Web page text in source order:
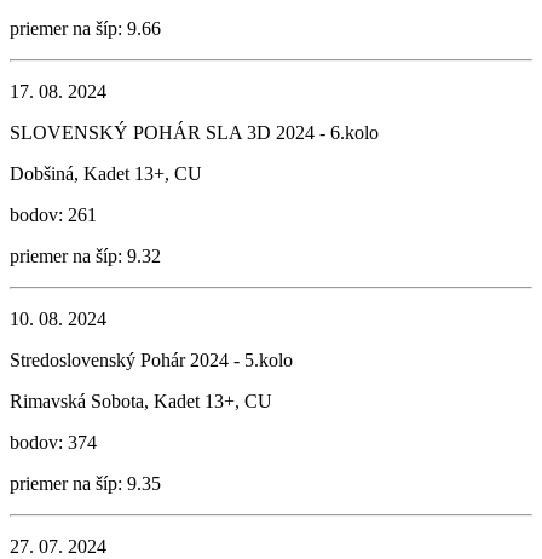
priemer na šíp: 9.66
17. 08. 2024
SLOVENSKÝ POHÁR SLA 3D 2024 - 6.kolo
Dobšiná, Kadet 13+, CU
bodov: 261
priemer na šíp: 9.32
10. 08. 2024
Stredoslovenský Pohár 2024 - 5.kolo
Rimavská Sobota, Kadet 13+, CU
bodov: 374
priemer na šíp: 9.35
27. 07. 2024